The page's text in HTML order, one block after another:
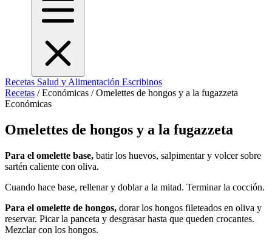
Recetas Salud y Alimentación Escribinos
Recetas / Económicas / Omelettes de hongos y a la fugazzeta
Económicas
Omelettes de hongos y a la fugazzeta
Para el omelette base, batir los huevos, salpimentar y volcer sobre
sartén caliente con oliva.
Cuando hace base, rellenar y doblar a la mitad. Terminar la cocción.
Para el omelette de hongos, dorar los hongos fileteados en oliva y
reservar. Picar la panceta y desgrasar hasta que queden crocantes.
Mezclar con los hongos.